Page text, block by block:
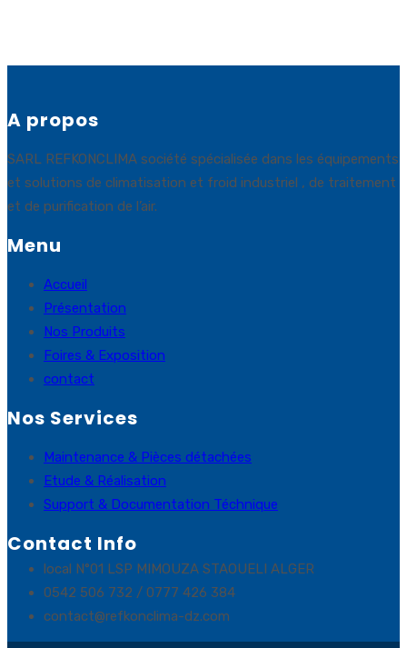
A propos
SARL REFKONCLIMA société spécialisée dans les équipements
et solutions de climatisation et froid industriel , de traitement
et de purification de l’air.
Menu
Accueil
Présentation
Nos Produits
Foires & Exposition
contact
Nos Services
Maintenance & Pièces détachées
Etude & Réalisation
Support & Documentation Téchnique
Contact Info
local N°01 LSP MIMOUZA STAOUELI ALGER
0542 506 732 / 0777 426 384
contact@refkonclima-dz.com